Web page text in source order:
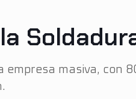
empresa masiva, con